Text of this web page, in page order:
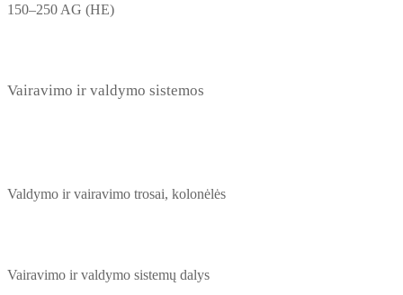
150–250 AG (HE)
Vairavimo ir valdymo sistemos
Valdymo ir vairavimo trosai, kolonėlės
Vairavimo ir valdymo sistemų dalys